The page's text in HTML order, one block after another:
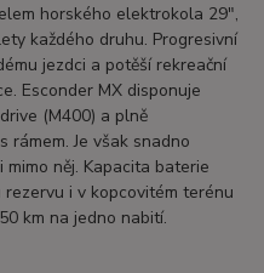
horského elektrokola 29″,
každého druhu. Progresivní
jezdci a potěší rekreační
Esconder MX disponuje
(M400) a plně
Je však snadno
něj. Kapacita baterie
i v kopcovitém terénu
km na jedno nabití.